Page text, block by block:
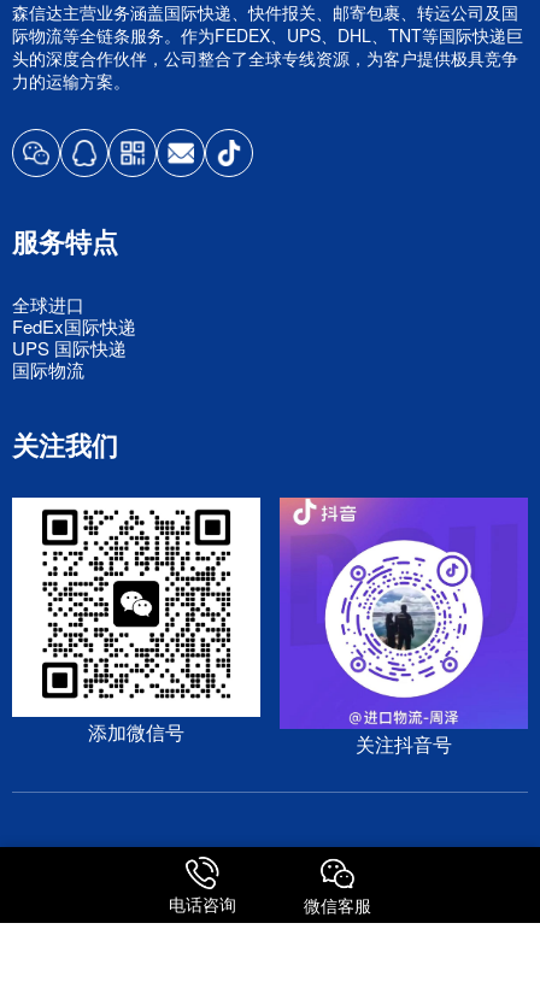
森信达主营业务涵盖国际快递、快件报关、邮寄包裹、转运公司及国
际物流等全链条服务。作为FEDEX、UPS、DHL、TNT等国际快递巨
头的深度合作伙伴，公司整合了全球专线资源，为客户提供极具竞争
力的运输方案。
服务特点
全球进口
FedEx国际快递
UPS 国际快递
国际物流
关注我们
添加微信号 关注抖音号
日本专线美国专线
电话咨询 微信客服